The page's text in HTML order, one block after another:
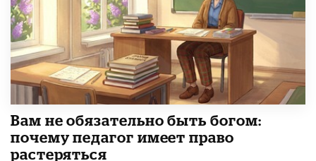
​Вам не обязательно быть богом:
почему педагог имеет право
растеряться